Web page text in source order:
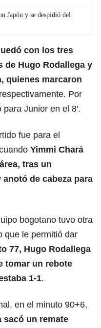
Japón y se despidió del
con los tres
de Hugo Rodallega y
quienes marcaron
Por
Junior en el 8′.
fue para el
Yimmi Chará
tras un
de cabeza para
bogotano tuvo otra
que le permitió dar
77, Hugo Rodallega
tomar un rebote
1-1.
en el minuto 90+6,
sacó un remate